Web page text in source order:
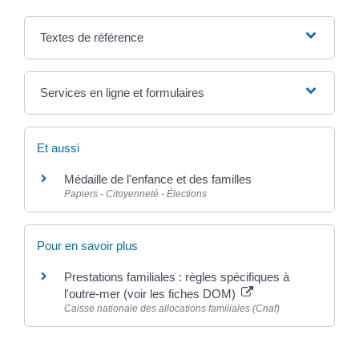
Textes de référence
Services en ligne et formulaires
Et aussi
Médaille de l'enfance et des familles
Papiers - Citoyenneté - Élections
Pour en savoir plus
Prestations familiales : règles spécifiques à
l'outre-mer (voir les fiches DOM)
Caisse nationale des allocations familiales (Cnaf)